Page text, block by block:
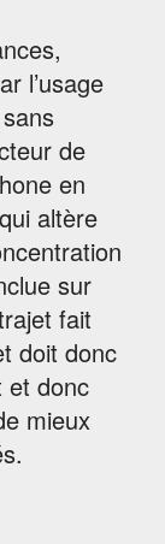
l’usage
de
en
altère
sur
fait
doit donc
et donc
mieux